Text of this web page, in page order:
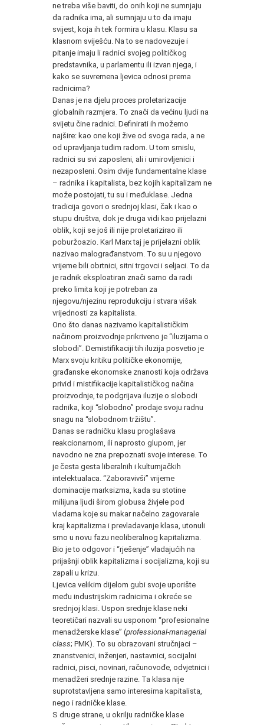
ne treba više baviti, do onih koji ne sumnjaju
da radnika ima, ali sumnjaju u to da imaju
svijest, koja ih tek formira u klasu. Klasu sa
klasnom sviješću. Na to se nadovezuje i
pitanje imaju li radnici svojeg političkog
predstavnika, u parlamentu ili izvan njega, i
kako se suvremena ljevica odnosi prema
radnicima?
Danas je na djelu proces proletarizacije
globalnih razmjera. To znači da većinu ljudi na
svijetu čine radnici. Definirati ih možemo
najšire: kao one koji žive od svoga rada, a ne
od upravljanja tuđim radom. U tom smislu,
radnici su svi zaposleni, ali i umirovljenici i
nezaposleni. Osim dvije fundamentalne klase
– radnika i kapitalista, bez kojih kapitalizam ne
može postojati, tu su i međuklase. Jedna
tradicija govori o srednjoj klasi, čak i kao o
stupu društva, dok je druga vidi kao prijelazni
oblik, koji se još ili nije proletarizirao ili
poburžoazio. Karl Marx taj je prijelazni oblik
nazivao malograđanstvom. To su u njegovo
vrijeme bili obrtnici, sitni trgovci i seljaci. To da
je radnik eksploatiran znači samo da radi
preko limita koji je potreban za
njegovu/njezinu reprodukciju i stvara višak
vrijednosti za kapitalista.
Ono što danas nazivamo kapitalističkim
načinom proizvodnje prikriveno je “iluzijama o
slobodi”. Demistifikaciji tih iluzija posvetio je
Marx svoju kritiku političke ekonomije,
građanske ekonomske znanosti koja održava
privid i mistifikacije kapitalističkog načina
proizvodnje, te podgrijava iluzije o slobodi
radnika, koji “slobodno” prodaje svoju radnu
snagu na “slobodnom tržištu”.
Danas se radničku klasu proglašava
reakcionarnom, ili naprosto glupom, jer
navodno ne zna prepoznati svoje interese. To
je česta gesta liberalnih i kulturnjačkih
intelektualaca. “Zaboravivši” vrijeme
dominacije marksizma, kada su stotine
milijuna ljudi širom globusa živjele pod
vladama koje su makar načelno zagovarale
kraj kapitalizma i prevladavanje klasa, utonuli
smo u novu fazu neoliberalnog kapitalizma.
Bio je to odgovor i “rješenje” vladajućih na
prijašnji oblik kapitalizma i socijalizma, koji su
zapali u krizu.
Ljevica velikim dijelom gubi svoje uporište
među industrijskim radnicima i okreće se
srednjoj klasi. Uspon srednje klase neki
teoretičari nazvali su usponom “profesionalne
menadžerske klase” (professional-managerial
class; PMK). To su obrazovani stručnjaci –
znanstvenici, inženjeri, nastavnici, socijalni
radnici, pisci, novinari, računovođe, odvjetnici i
menadžeri srednje razine. Ta klasa nije
suprotstavljena samo interesima kapitalista,
nego i radničke klase.
S druge strane, u okrilju radničke klase